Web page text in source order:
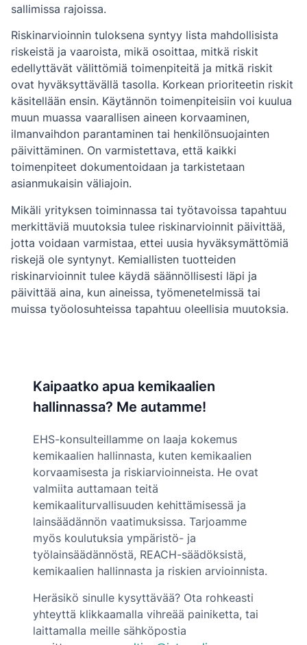
sallimissa rajoissa.
Riskinarvioinnin tuloksena syntyy lista mahdollisista
riskeistä ja vaaroista, mikä osoittaa, mitkä riskit
edellyttävät välittömiä toimenpiteitä ja mitkä riskit
ovat hyväksyttävällä tasolla. Korkean prioriteetin riskit
käsitellään ensin. Käytännön toimenpiteisiin voi kuulua
muun muassa vaarallisen aineen korvaaminen,
ilmanvaihdon parantaminen tai henkilönsuojainten
päivittäminen. On varmistettava, että kaikki
toimenpiteet dokumentoidaan ja tarkistetaan
asianmukaisin väliajoin.
Mikäli yrityksen toiminnassa tai työtavoissa tapahtuu
merkittäviä muutoksia tulee riskinarvioinnit päivittää,
jotta voidaan varmistaa, ettei uusia hyväksymättömiä
riskejä ole syntynyt. Kemiallisten tuotteiden
riskinarvioinnit tulee käydä säännöllisesti läpi ja
päivittää aina, kun aineissa, työmenetelmissä tai
muissa työolosuhteissa tapahtuu oleellisia muutoksia.
Kaipaatko apua kemikaalien
hallinnassa? Me autamme!
EHS-konsulteillamme on laaja kokemus
kemikaalien hallinnasta, kuten kemikaalien
korvaamisesta ja riskiarvioinneista. He ovat
valmiita auttamaan teitä
kemikaaliturvallisuuden kehittämisessä ja
lainsäädännön vaatimuksissa. Tarjoamme
myös koulutuksia ympäristö- ja
työlainsäädännöstä, REACH-säädöksistä,
kemikaalien hallinnasta ja riskien arvioinnista.
Heräsikö sinulle kysyttävää? Ota rohkeasti
yhteyttä klikkaamalla vihreää painiketta, tai
laittamalla meille sähköpostia